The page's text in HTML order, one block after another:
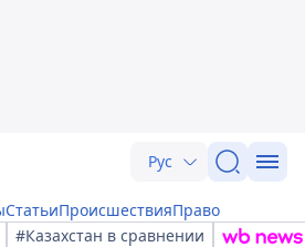
Рус
СтатьиПроисшествияПраво
#Казахстан в сравнении